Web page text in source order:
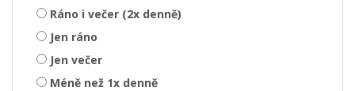
Ráno i večer (2x denně)
Jen ráno
Jen večer
Méně než 1x denně